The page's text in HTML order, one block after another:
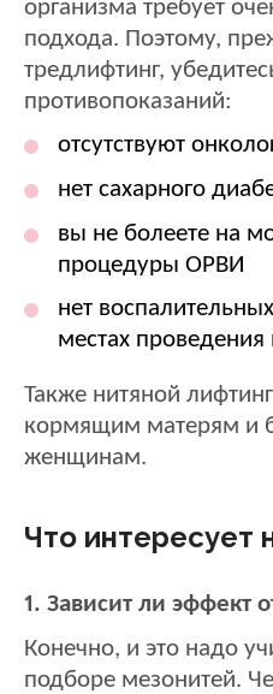
организма требует
подхода. Поэтому,
тредлифтинг,
противопоказаний:
отсутствуют
нет сахарного
вы не болеете на
процедуры ОРВИ
нет
местах
Также нитяной
кормящим матерям и
женщинам.
Что интересует
1. Зависит ли эффект
Конечно, и это надо
подборе мезонитей.